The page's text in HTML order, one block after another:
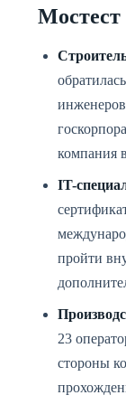
Мостест
компания
IT-
пройти
23
стороны